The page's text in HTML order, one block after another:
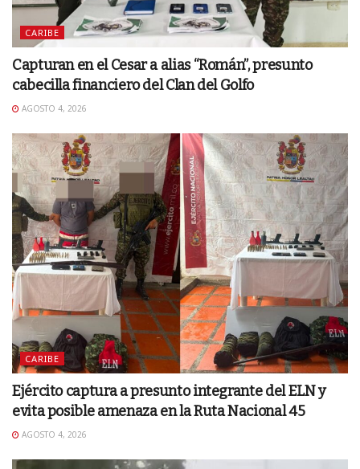
CARIBE
Capturan en el Cesar a alias “Román”, presunto
cabecilla financiero del Clan del Golfo
AGOSTO 4, 2026
CARIBE
Ejército captura a presunto integrante del ELN y
evita posible amenaza en la Ruta Nacional 45
AGOSTO 4, 2026